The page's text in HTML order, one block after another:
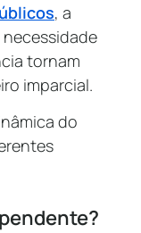
, a
tornam
imparcial.
do